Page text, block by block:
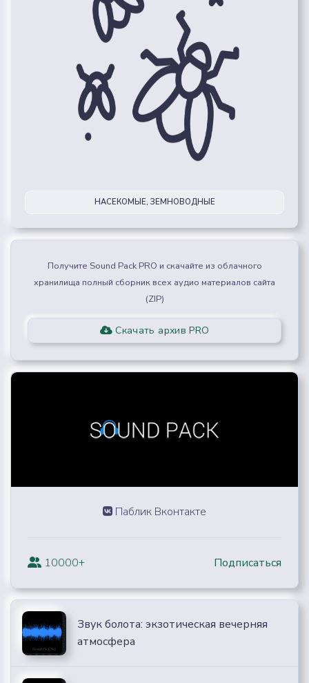
НАСЕКОМЫЕ, ЗЕМНОВОДНЫЕ
Получите Sound Pack PRO и скачайте из облачного
хранилища полный сборник всех аудио материалов сайта
(ZIP)
Скачать архив PRO
Паблик Вконтакте
10000+ Подписаться
Звук болота: экзотическая вечерняя
атмосфера